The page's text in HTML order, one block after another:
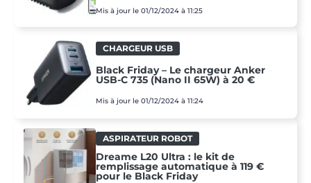
Mis à jour le 01/12/2024 à 11:25
CHARGEUR USB
Black Friday – Le chargeur Anker
USB-C 735 (Nano II 65W) à 20 €
Mis à jour le 01/12/2024 à 11:24
ASPIRATEUR ROBOT
Dreame L20 Ultra : le kit de
remplissage automatique à 119 €
pour le Black Friday